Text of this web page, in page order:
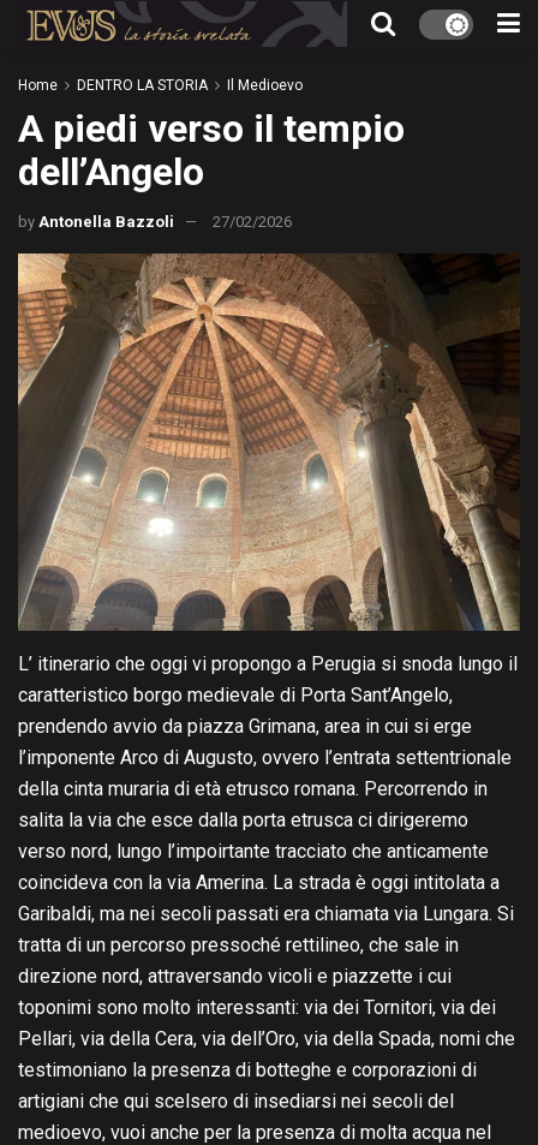
Home DENTRO LA STORIA Il Medioevo
A piedi verso il tempio
dell’Angelo
by Antonella Bazzoli 27/02/2026
L’ itinerario che oggi vi propongo a Perugia si snoda lungo il
caratteristico borgo medievale di Porta Sant’Angelo,
prendendo avvio da piazza Grimana, area in cui si erge
l’imponente Arco di Augusto, ovvero l’entrata settentrionale
della cinta muraria di età etrusco romana. Percorrendo in
salita la via che esce dalla porta etrusca ci dirigeremo
verso nord, lungo l’impoirtante tracciato che anticamente
coincideva con la via Amerina. La strada è oggi intitolata a
Garibaldi, ma nei secoli passati era chiamata via Lungara. Si
tratta di un percorso pressoché rettilineo, che sale in
direzione nord, attraversando vicoli e piazzette i cui
toponimi sono molto interessanti: via dei Tornitori, via dei
Pellari, via della Cera, via dell’Oro, via della Spada, nomi che
testimoniano la presenza di botteghe e corporazioni di
artigiani che qui scelsero di insediarsi nei secoli del
medioevo, vuoi anche per la presenza di molta acqua nel